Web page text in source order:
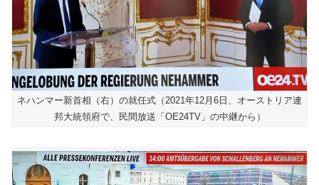
ネハンマー新首相（右）の就任式（2021年12月6日、オーストリア連
邦大統領府で、民間放送「OE24TV」の中継から）